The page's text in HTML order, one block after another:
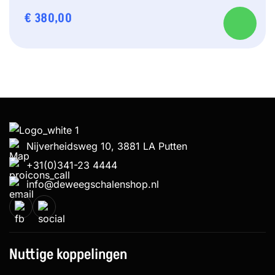
€ 380,00
Nijverheidsweg 10, 3881 LA Putten
+31(0)341-23 4444
info@deweegschalenshop.nl
Nuttige koppelingen